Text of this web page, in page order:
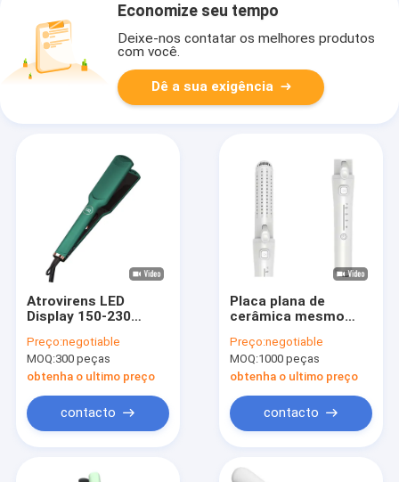
Economize seu tempo
Deixe-nos contatar os melhores produtos
com você.
Dê a sua exigência
Atrovirens LED
Display 150-230
aquecimento PTC de
alta temperatura
Limpador de cabelo
profissional
Preço:negotiable
MOQ:300 peças
obtenha o ultimo preço
contacto
Placa plana de
cerâmica mesmo
aquecedor Ferro com
250 ° F-450 ° F cabelo
fino grosso
Preço:negotiable
MOQ:1000 peças
obtenha o ultimo preço
contacto